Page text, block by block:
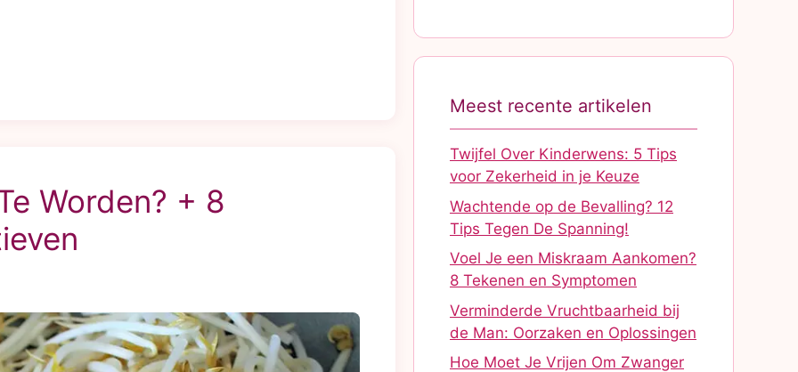
Worden? + 8
Meest recente artikelen
Twijfel Over Kinderwens: 5 Tips
voor Zekerheid in je Keuze
Wachtende op de Bevalling? 12
Tips Tegen De Spanning!
Voel Je een Miskraam Aankomen?
8 Tekenen en Symptomen
Verminderde Vruchtbaarheid bij
de Man: Oorzaken en Oplossingen
Hoe Moet Je Vrijen Om Zwanger